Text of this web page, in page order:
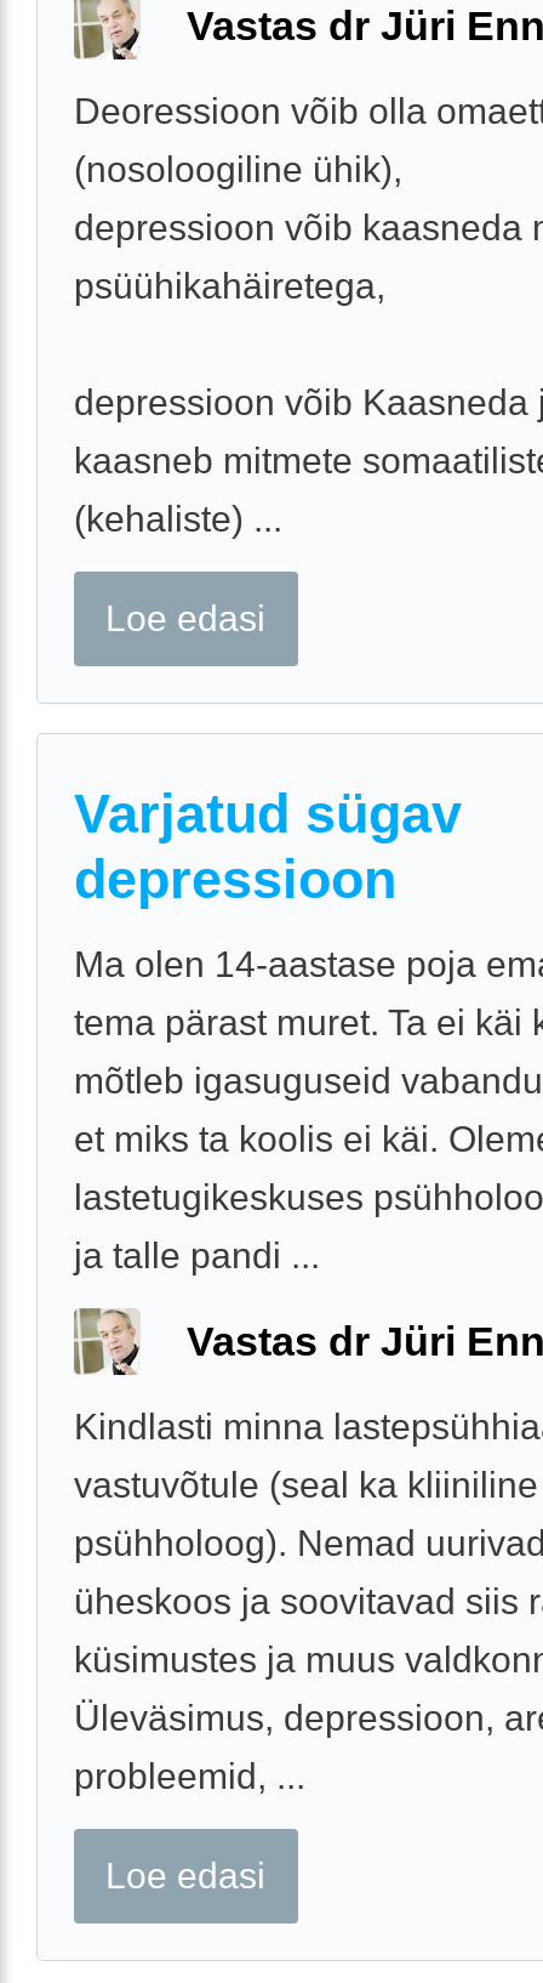
Vastas dr Jüri
Deoressioon võib olla
(nosoloogiline ühik),
depressioon võib kaasneda
psüühikahäiretega,
depressioon võib Kaasneda
kaasneb mitmete
(kehaliste) ...
Loe edasi
Varjatud sügav
depressioon
Ma olen 14-aastase poja
tema pärast muret. Ta ei käi
mõtleb igasuguseid
et miks ta koolis ei käi.
lastetugikeskuses
ja talle pandi ...
Vastas dr Jüri
Kindlasti minna
vastuvõtule (seal ka kliiniline
psühholoog). Nemad
üheskoos ja soovitavad siis
küsimustes ja muus
Üleväsimus, depressioon,
probleemid, ...
Loe edasi